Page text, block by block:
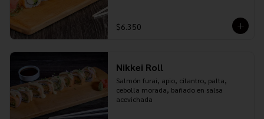
$6.350
Nikkei Roll
Salmón furai, apio, cilantro, palta,
cebolla morada, bañado en salsa
acevichada